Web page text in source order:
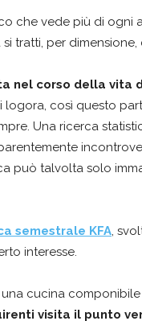
che vede più di ogni
tratti, per dimensione,
nel corso della vita
così questo
Una ricerca
può talvolta solo
semestrale KFA,
interesse.
cucina
visita il punto